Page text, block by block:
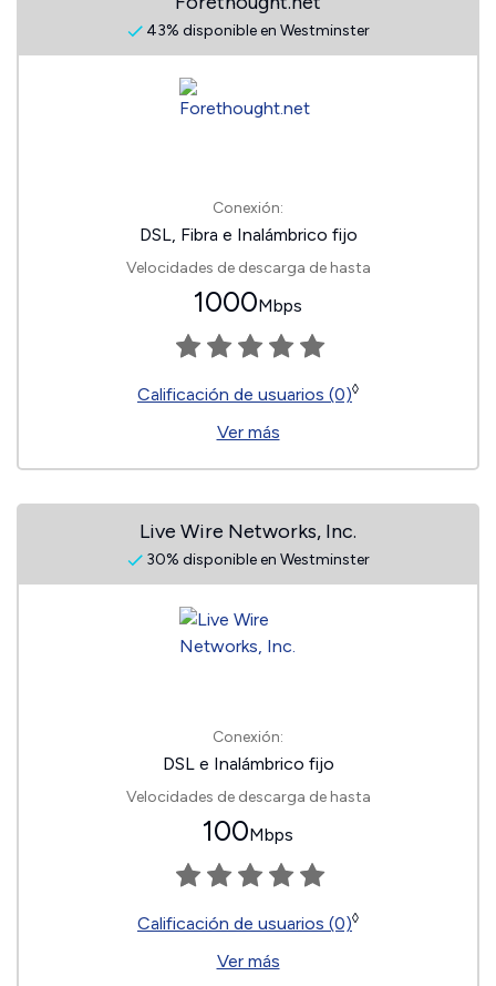
43% disponible en Westminster
Conexión:
DSL, Fibra e Inalámbrico fijo
Velocidades de descarga de hasta
1000Mbps
Calificación de usuarios (0)◊
Ver más
Live Wire Networks, Inc.
30% disponible en Westminster
Conexión:
DSL e Inalámbrico fijo
Velocidades de descarga de hasta
100Mbps
Calificación de usuarios (0)◊
Ver más